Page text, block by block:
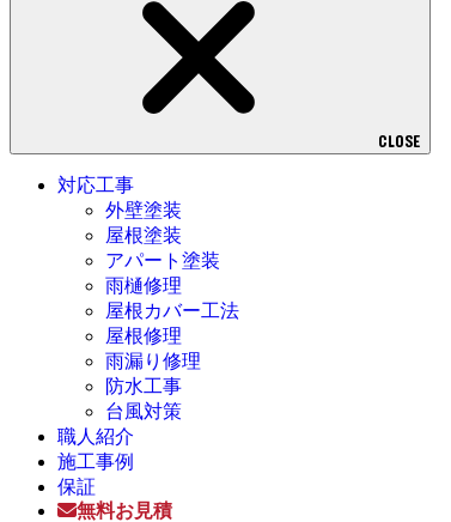
CLOSE
対応工事
外壁塗装
屋根塗装
アパート塗装
雨樋修理
屋根カバー工法
屋根修理
雨漏り修理
防水工事
台風対策
職人紹介
施工事例
保証
無料お見積